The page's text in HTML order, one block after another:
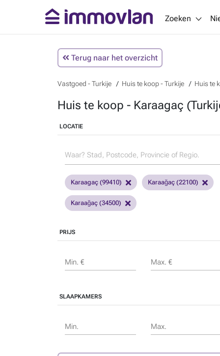
Zoeken
Terug naar het overzicht
Vastgoed - Turkije Huis te koop - Turkije Huis te
Huis te koop - Karaagaç
LOCATIE
Karaagaç (99410) Karaağaç (22100)
Karaağaç (34500)
PRIJS
Min. € Max. €
SLAAPKAMERS
Min. Max.